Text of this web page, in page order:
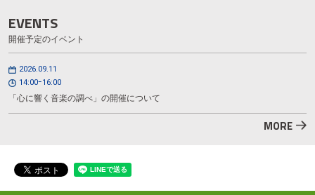
EVENTS
開催予定のイベント
2026.09.11
14:00ｰ16:00
「心に響く音楽の調べ」の開催について
MORE